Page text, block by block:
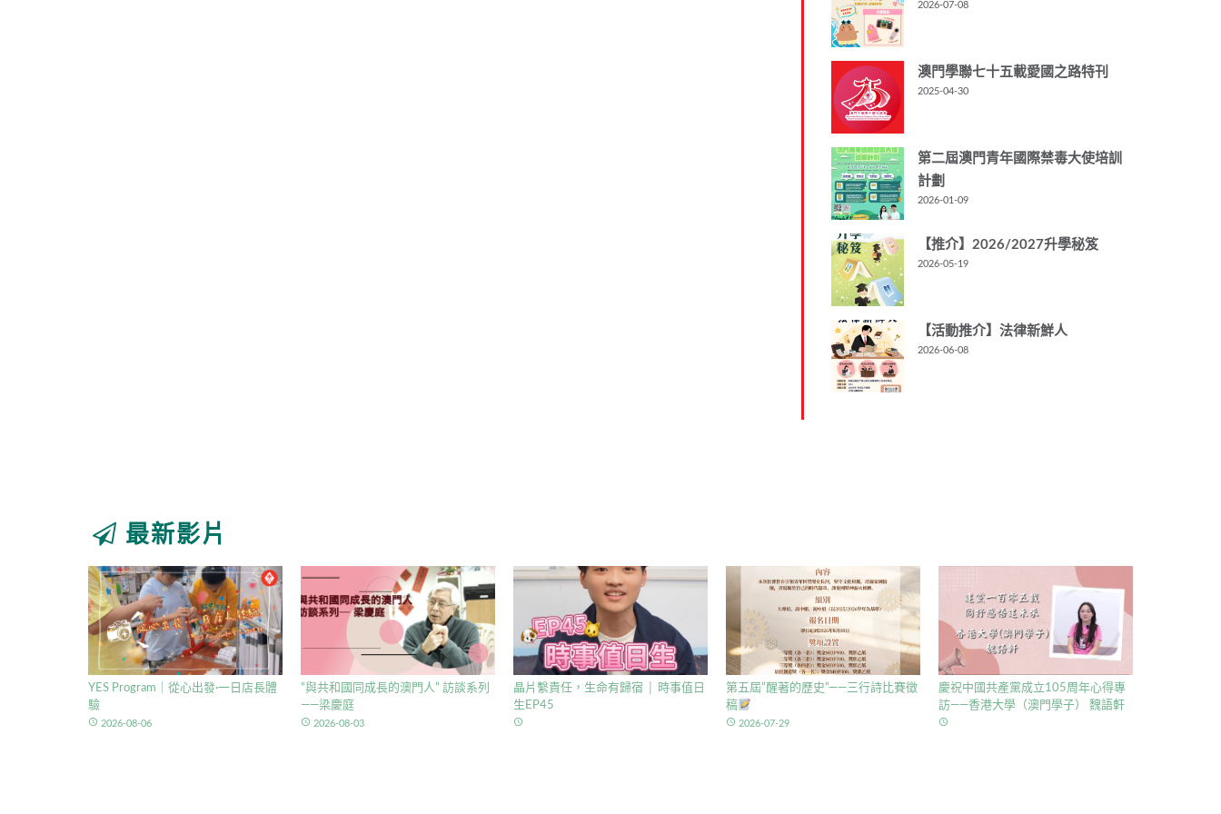
2026-07-08
澳門學聯七十五載愛國之路特刊
2025-04-30
第二屆澳門青年國際禁毒大使培訓
計劃
2026-01-09
【推介】2026/2027升學秘笈
2026-05-19
【活動推介】法律新鮮人
2026-06-08
最新影片
YES Program｜從心出發·一日店長體
驗
access_time 2026-08-06
“與共和國同成長的澳門人” 訪談系列
——梁慶庭
access_time 2026-08-03
晶片繫責任，生命有歸宿 │ 時事值日
生EP45
access_time
第五屆”醒著的歷史”——三行詩比賽徵
稿
access_time 2026-07-29
慶祝中國共產黨成立105周年心得專
訪——香港大學（澳門學子） 魏語軒
access_time